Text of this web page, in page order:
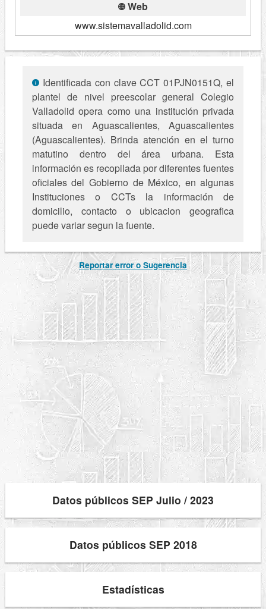
Web
www.sistemavalladolid.com
Identificada con clave CCT 01PJN0151Q, el
plantel de nivel preescolar general Colegio
Valladolid opera como una institución privada
situada en Aguascalientes, Aguascalientes
(Aguascalientes). Brinda atención en el turno
matutino dentro del área urbana. Esta
información es recopilada por diferentes fuentes
oficiales del Gobierno de México, en algunas
Instituciones o CCTs la información de
domicilio, contacto o ubicacion geografica
puede variar segun la fuente.
Reportar error o Sugerencia
Datos públicos SEP Julio / 2023
Datos públicos SEP 2018
Estadísticas